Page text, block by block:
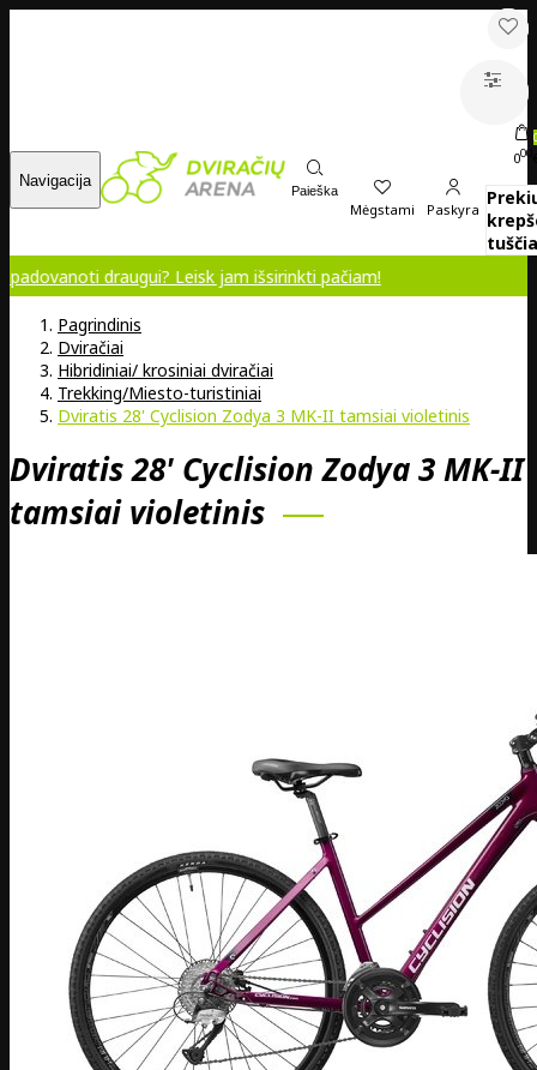
Navigacija
Paieška
Mėgstami Paskyra
000
draugui? Leisk jam išsirinkti pačiam!
Pagrindinis
Dviračiai
Hibridiniai/ krosiniai dviračiai
Trekking/Miesto-turistiniai
Dviratis 28' Cyclision Zodya 3 MK-II tamsiai violetinis
Dviratis 28' Cyclision Zodya 3 MK-II
tamsiai violetinis